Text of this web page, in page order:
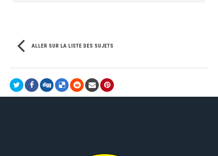
ALLER SUR LA LISTE DES SUJETS